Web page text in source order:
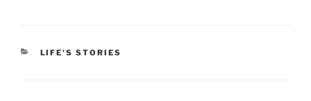
CATEGORIES
LIFE'S STORIES